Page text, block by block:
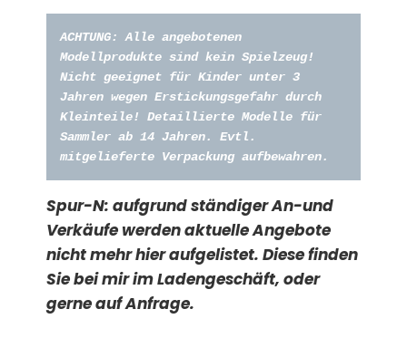
ACHTUNG: Alle angebotenen
Modellprodukte sind kein Spielzeug!
Nicht geeignet für Kinder unter 3
Jahren wegen Erstickungsgefahr durch
Kleinteile! Detaillierte Modelle für
Sammler ab 14 Jahren. Evtl.
mitgelieferte Verpackung aufbewahren.
Spur-N:aufgrund ständiger An-und
Verkäufe werden aktuelle Angebote
nicht mehr hier aufgelistet. Diese finden
Sie bei mir im Ladengeschäft, oder
gerne auf Anfrage.